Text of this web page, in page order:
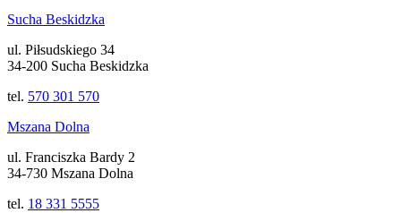
Sucha Beskidzka
ul. Piłsudskiego 34
34-200 Sucha Beskidzka
tel. 570 301 570
Mszana Dolna
ul. Franciszka Bardy 2
34-730 Mszana Dolna
tel. 18 331 5555